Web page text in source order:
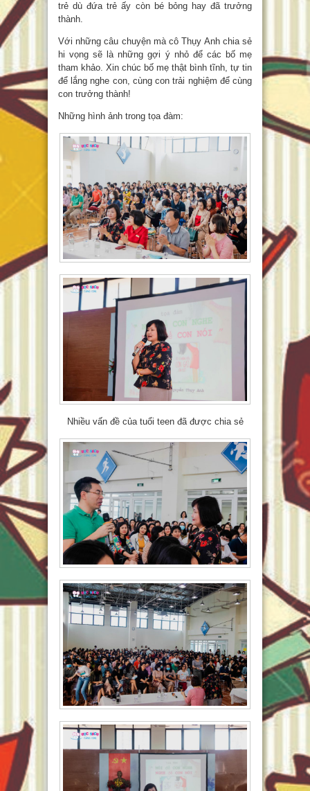
trẻ dù đứa trẻ ấy còn bé bỏng hay đã trưởng
thành.
Với những câu chuyện mà cô Thụy Anh chia sẻ
hi vọng sẽ là những gợi ý nhỏ để các bố mẹ
tham khảo. Xin chúc bố mẹ thật bình tĩnh, tự tin
để lắng nghe con, cùng con trải nghiệm để cùng
con trưởng thành!
Những hình ảnh trong tọa đàm:
Nhiều vấn đề của tuổi teen đã được chia sẻ